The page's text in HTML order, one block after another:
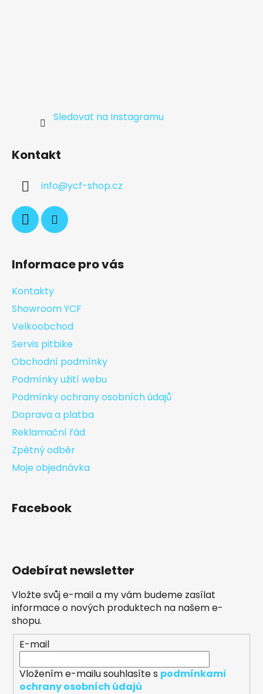
Sledovat na Instagramu
Kontakt
info@ycf-shop.cz
Informace pro vás
Kontakty
Showroom YCF
Velkoobchod
Servis pitbike
Obchodní podmínky
Podmínky užití webu
Podmínky ochrany osobních údajů
Doprava a platba
Reklamační řád
Zpětný odběr
Moje objednávka
Facebook
Odebírat newsletter
Vložte svůj e-mail a my vám budeme zasílat
informace o nových produktech na našem e-
shopu.
E-mail
Vložením e-mailu souhlasíte s podmínkami
ochrany osobních údajů